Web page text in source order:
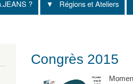
? Régions et Ateliers
Congrès 2015